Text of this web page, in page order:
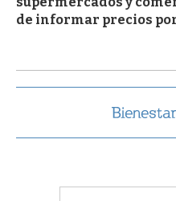
de informar precios